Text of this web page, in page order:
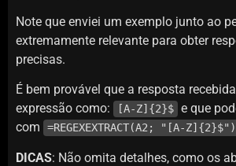
Note que enviei um exemplo junto ao
extremamente relevante para obter
precisas.
É bem provável que a resposta
expressão como:
[A-Z]{2}$ e que
com
=REGEXEXTRACT(A2; "[A-Z]{2}$")
DICAS: Não omita detalhes, como os